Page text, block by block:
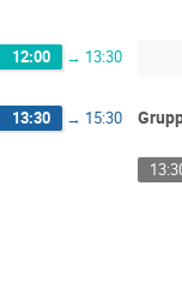
12:00 → 13:30
13:30 → 15:30